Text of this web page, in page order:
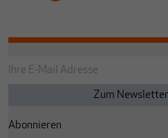
Abonnieren